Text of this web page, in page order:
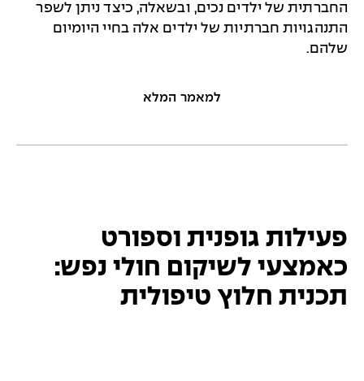
החברתית של ילדים נכים, ובשאלה, כיצד ניתן לשפר
התנהגויות חברתיות של ילדים אלה בחיי היומיום
שלהם.
למאמר המלא
פעילות גופנית וספורט
כאמצעי לשיקום חולי נפש:
תכנית חלוץ טיפולית